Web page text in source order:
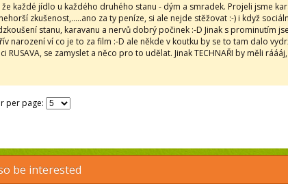
že každé jídlo u každého druhého stanu - dým a smradek. Projeli jsme
zkušenost,.....ano za ty peníze, si ale nejde stěžovat :-) i když
stanu, karavanu a nervů dobrý počinek :-D Jinak s prominutím
narození ví co je to za film :-D ale někde v koutku by se to tam dalo
RUSAVA, se zamyslet a něco pro to udělat. Jinak TECHNAŘI by měli
per page:
be interested